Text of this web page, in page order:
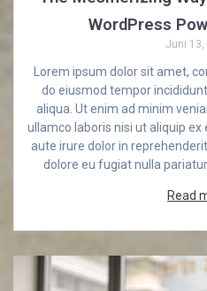
WordPress
Juni 13,
Lorem ipsum dolor sit amet,
do eiusmod tempor
aliqua. Ut enim ad minim
ullamco laboris nisi ut aliquip
aute irure dolor in
dolore eu fugiat nulla
Read